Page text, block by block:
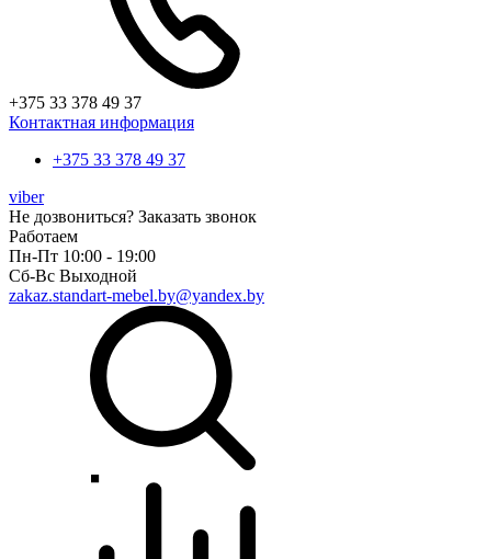
+375 33 378 49 37
Контактная информация
+375 33 378 49 37
viber
Не дозвониться? Заказать звонок
Работаем
Пн-Пт 10:00 - 19:00
Сб-Вс Выходной
zakaz.standart-mebel.by@yandex.by